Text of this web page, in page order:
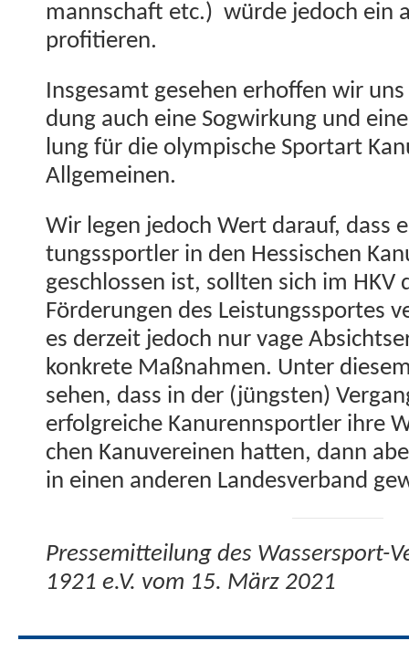
mannschaft etc.) würde jedoch ein
profitieren.
Ins­ge­samt gese­hen erhof­fen wir
dung auch eine Sog­wirkung und
lung für die olymp­is­che Sportart
Allgemeinen.
Wir leg­en jedoch Wert darauf, dass
tungss­portler in den Hes­sis­chen
geschlossen ist, soll­ten sich im
Förderun­gen des Leis­tungss­portes
es derzeit jedoch nur vage
konkrete Maß­nah­men. Unter
sehen, dass in der (jüng­sten)
erfol­gre­iche Kanurennsportler ihre
chen Kanu­vere­inen hat­ten, dann
in einen anderen Lan­desver­band
Pressemit­teilung des Wasser­sport-
1921 e.V. vom 15. März 2021